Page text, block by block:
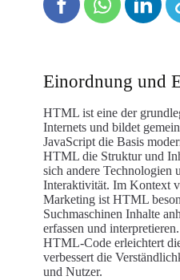
Einordnung und
HTML ist eine der
Internets und bildet
JavaScript die Basis
HTML die Struktur und
sich andere Technologien
Interaktivität. Im Kontext
Marketing ist HTML
Suchmaschinen Inhalte
erfassen und
HTML-Code erleichtert
verbessert die
und Nutzer.